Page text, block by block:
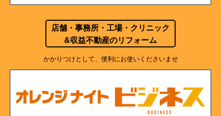
店舗・事務所・工場・クリニック
&収益不動産のリフォーム
かかりつけとして、便利にお使いくださいませ